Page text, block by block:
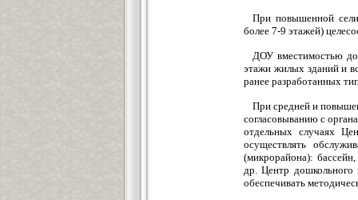
При повышенной
более 7-9 этажей)
ДОУ вместимостью до
этажи жилых зданий и
ранее разработанных
При средней и
согласовыванию с
отдельных случаях
осуществлять
(микрорайона):
др. Центр дошкольного
обеспечивать